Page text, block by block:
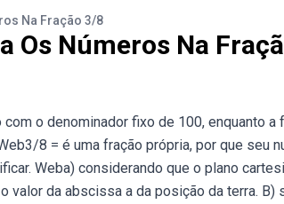
Na Fração 3/8
Os Números Na
o denominador fixo de 100, enquanto
8 = é uma fração própria, por que seu
Weba) considerando que o plano
valor da abscissa a da posição da terra.